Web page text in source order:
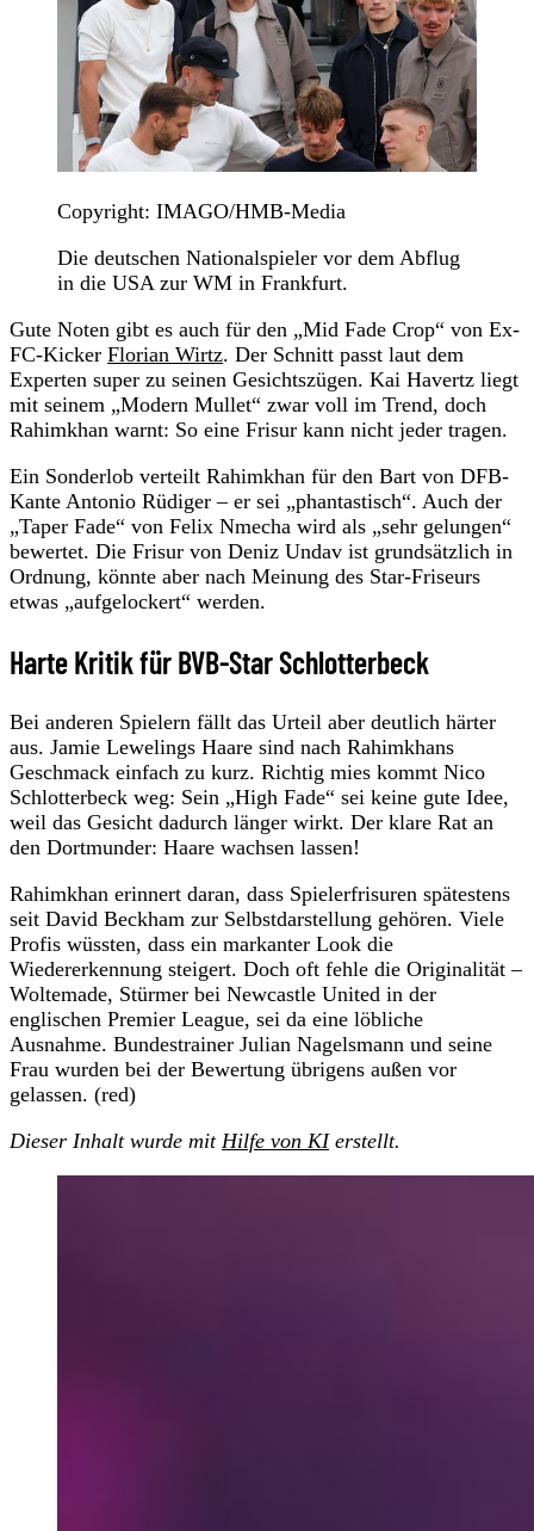
Copyright: IMAGO/HMB-Media
Die deutschen Nationalspieler vor dem Abflug
in die USA zur WM in Frankfurt.
Gute Noten gibt es auch für den „Mid Fade Crop“ von Ex-
FC-Kicker Florian Wirtz. Der Schnitt passt laut dem
Experten super zu seinen Gesichtszügen. Kai Havertz liegt
mit seinem „Modern Mullet“ zwar voll im Trend, doch
Rahimkhan warnt: So eine Frisur kann nicht jeder tragen.
Ein Sonderlob verteilt Rahimkhan für den Bart von DFB-
Kante Antonio Rüdiger – er sei „phantastisch“. Auch der
„Taper Fade“ von Felix Nmecha wird als „sehr gelungen“
bewertet. Die Frisur von Deniz Undav ist grundsätzlich in
Ordnung, könnte aber nach Meinung des Star-Friseurs
etwas „aufgelockert“ werden.
Harte Kritik für BVB-Star Schlotterbeck
Bei anderen Spielern fällt das Urteil aber deutlich härter
aus. Jamie Lewelings Haare sind nach Rahimkhans
Geschmack einfach zu kurz. Richtig mies kommt Nico
Schlotterbeck weg: Sein „High Fade“ sei keine gute Idee,
weil das Gesicht dadurch länger wirkt. Der klare Rat an
den Dortmunder: Haare wachsen lassen!
Rahimkhan erinnert daran, dass Spielerfrisuren spätestens
seit David Beckham zur Selbstdarstellung gehören. Viele
Profis wüssten, dass ein markanter Look die
Wiedererkennung steigert. Doch oft fehle die Originalität –
Woltemade, Stürmer bei Newcastle United in der
englischen Premier League, sei da eine löbliche
Ausnahme. Bundestrainer Julian Nagelsmann und seine
Frau wurden bei der Bewertung übrigens außen vor
gelassen. (red)
Dieser Inhalt wurde mit Hilfe von KIerstellt.